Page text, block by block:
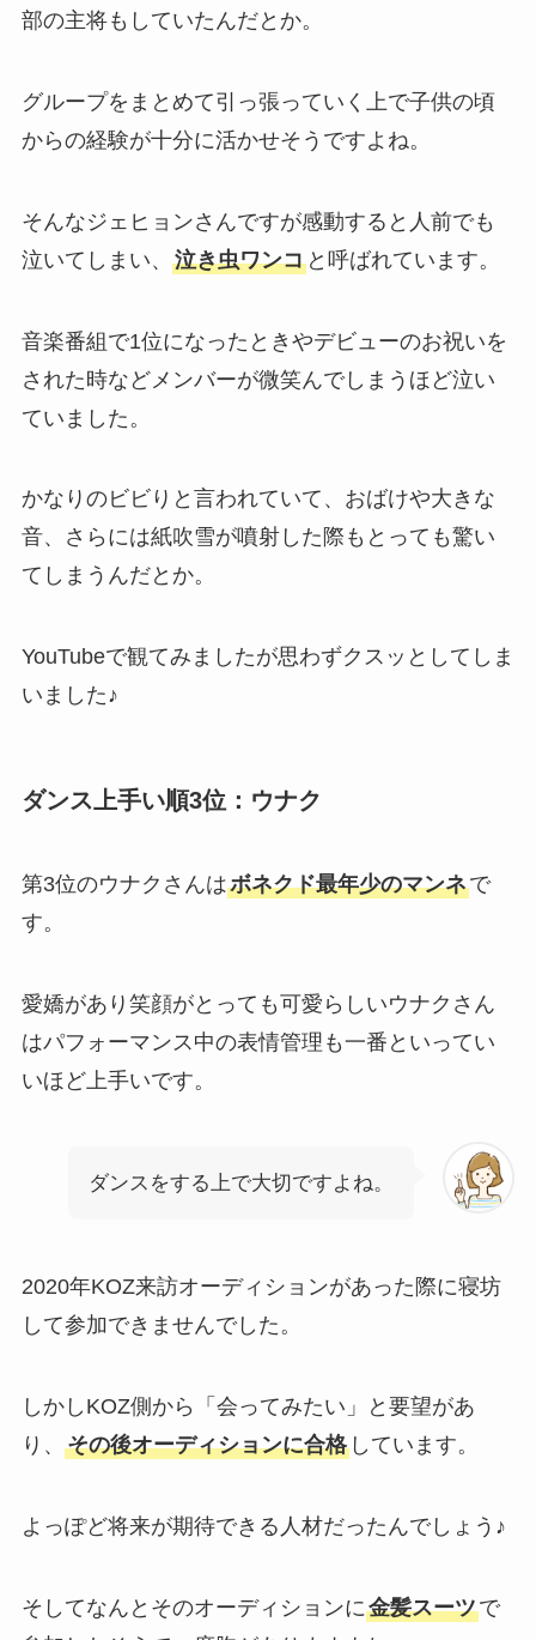
部の主将もしていたんだとか。
グループをまとめて引っ張っていく上で子供の頃
からの経験が十分に活かせそうですよね。
そんなジェヒョンさんですが感動すると人前でも
泣いてしまい、 泣き虫ワンコと呼ばれています。
音楽番組で1位になったときやデビューのお祝いを
された時などメンバーが微笑んでしまうほど泣い
ていました。
かなりのビビりと言われていて、おばけや大きな
音、さらには紙吹雪が噴射した際もとっても驚い
てしまうんだとか。
YouTubeで観てみましたが思わずクスッとしてしま
いました♪
ダンス上手い順3位： ウナク
第3位のウナクさんはボネクド最年少のマンネで
す。
愛嬌があり笑顔がとっても可愛らしいウナクさん
はパフォーマンス中の表情管理も一番といってい
いほど上手いです。
ダンスをする上で大切ですよね。
2020年KOZ来訪オーディションがあった際に寝坊
して参加できませんでした。
しかしKOZ側から「会ってみたい」と要望があ
り、 その後オーディションに合格しています。
よっぽど将来が期待できる人材だったんでしょう♪
そしてなんとそのオーディションに金髪スーツで